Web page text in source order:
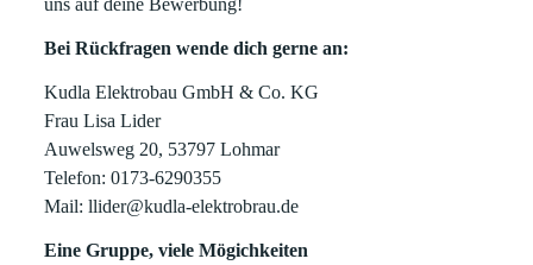
uns auf deine Bewerbung!
Bei Rückfragen wende dich gerne an:
Kudla Elektrobau GmbH & Co. KG
Frau Lisa Lider
Auwelsweg 20, 53797 Lohmar
Telefon: 0173-6290355
Mail: llider@kudla-elektrobrau.de
Eine Gruppe, viele Mögichkeiten